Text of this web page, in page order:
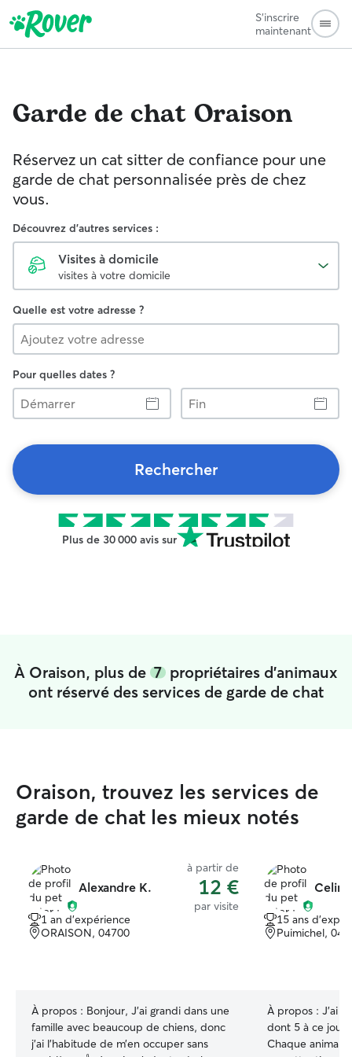
S'inscrire
maintenant
Garde de chat Oraison
Réservez un cat sitter de confiance pour une
garde de chat personnalisée près de chez
vous.
Découvrez d'autres services :
Visites à domicile
visites à votre domicile
Quelle est votre adresse ?
Pour quelles dates ?
Démarrer
Fin
Rechercher
Plus de 30 000 avis sur
À Oraison, plus de 7 propriétaires d'animaux
ont réservé des services de garde de chat
Oraison, trouvez les services de
garde de chat les mieux notés
Alexandre K.
à partir de
12 €
par visite
1 an d'expérience
ORAISON, 04700
À propos : Bonjour, J’ai grandi dans une
famille avec beaucoup de chiens, donc
j’ai l’habitude de m’en occuper sans
15 ans
Puimichel,
À propos : J'ai
dont 5 à ce jour
Chaque animal